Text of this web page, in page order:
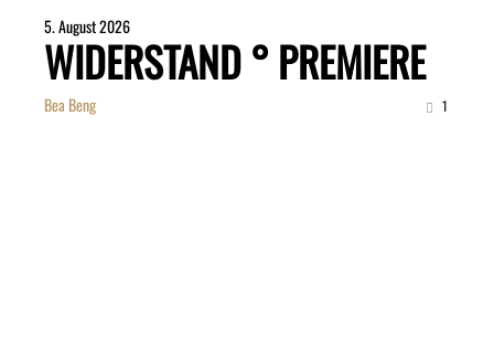
5. August 2026
WIDERSTAND ° PREMIERE
Bea Beng 1